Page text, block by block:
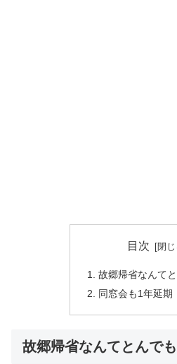
目次
故郷帰省なんて
同窓会も1年延期
故郷帰省なんてとんで